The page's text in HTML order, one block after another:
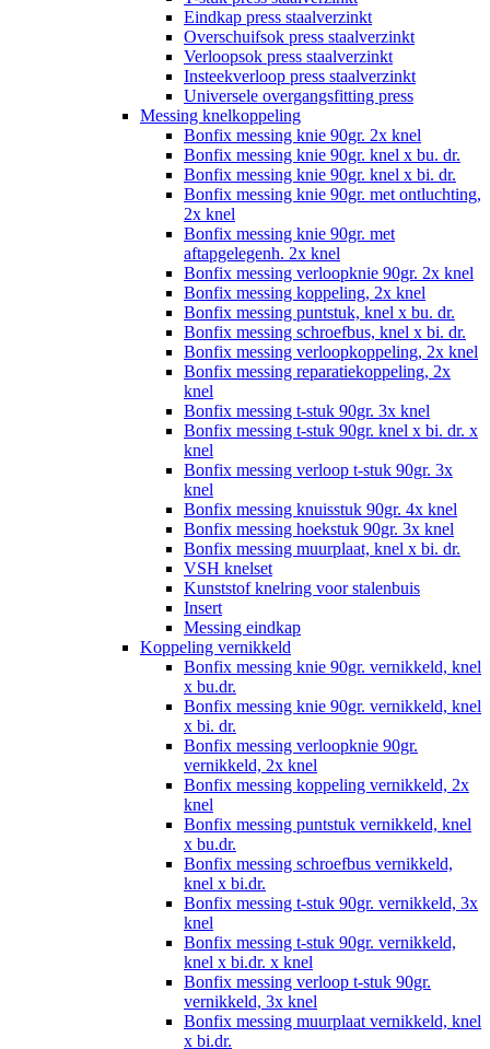
Eindkap press staalverzinkt
Overschuifsok press staalverzinkt
Verloopsok press staalverzinkt
Insteekverloop press staalverzinkt
Universele overgangsfitting press
Messing knelkoppeling
Bonfix messing knie 90gr. 2x knel
Bonfix messing knie 90gr. knel x bu. dr.
Bonfix messing knie 90gr. knel x bi. dr.
Bonfix messing knie 90gr. met ontluchting,
2x knel
Bonfix messing knie 90gr. met
aftapgelegenh. 2x knel
Bonfix messing verloopknie 90gr. 2x knel
Bonfix messing koppeling, 2x knel
Bonfix messing puntstuk, knel x bu. dr.
Bonfix messing schroefbus, knel x bi. dr.
Bonfix messing verloopkoppeling, 2x knel
Bonfix messing reparatiekoppeling, 2x
knel
Bonfix messing t-stuk 90gr. 3x knel
Bonfix messing t-stuk 90gr. knel x bi. dr. x
knel
Bonfix messing verloop t-stuk 90gr. 3x
knel
Bonfix messing knuisstuk 90gr. 4x knel
Bonfix messing hoekstuk 90gr. 3x knel
Bonfix messing muurplaat, knel x bi. dr.
VSH knelset
Kunststof knelring voor stalenbuis
Insert
Messing eindkap
Koppeling vernikkeld
Bonfix messing knie 90gr. vernikkeld, knel
x bu.dr.
Bonfix messing knie 90gr. vernikkeld, knel
x bi. dr.
Bonfix messing verloopknie 90gr.
vernikkeld, 2x knel
Bonfix messing koppeling vernikkeld, 2x
knel
Bonfix messing puntstuk vernikkeld, knel
x bu.dr.
Bonfix messing schroefbus vernikkeld,
knel x bi.dr.
Bonfix messing t-stuk 90gr. vernikkeld, 3x
knel
Bonfix messing t-stuk 90gr. vernikkeld,
knel x bi.dr. x knel
Bonfix messing verloop t-stuk 90gr.
vernikkeld, 3x knel
Bonfix messing muurplaat vernikkeld, knel
x bi.dr.